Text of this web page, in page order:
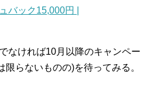
バック15,000円 |
なければ10月以降のキャンペー
らないものの)を待ってみる。